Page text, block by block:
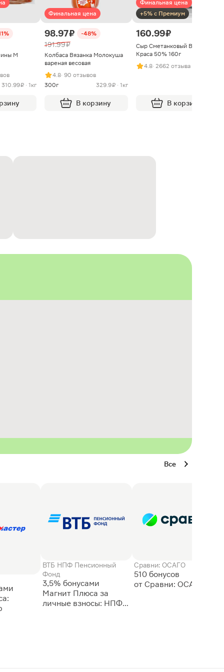
М
310.99 ₽ · 1кг
Финальная цена
98.97 ₽ -48%
191.99 ₽
Колбаса Вязанка Молокуша
вареная весовая
4.8· 90 отзывов
300г
329.9 ₽ · 1кг
В корзину
Финальная цена
+5% с Премиум
160.99 ₽
Сыр Сметанковый Варвара
Краса 50% 160г
4.8· 2662 отзыва
В корзину
Все
ВТБ НПФ Пенсионный
Фонд
3,5% бонусами
Магнит Плюса за
личные взносы: НПФ
Сравни: ОСАГО
510 бонусов